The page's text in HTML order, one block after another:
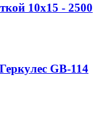
10х15 - 2500
GB-114